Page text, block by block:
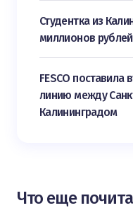
Студентка из
миллионов рублей
FESCO поставила
линию между
Калининградом
Что еще